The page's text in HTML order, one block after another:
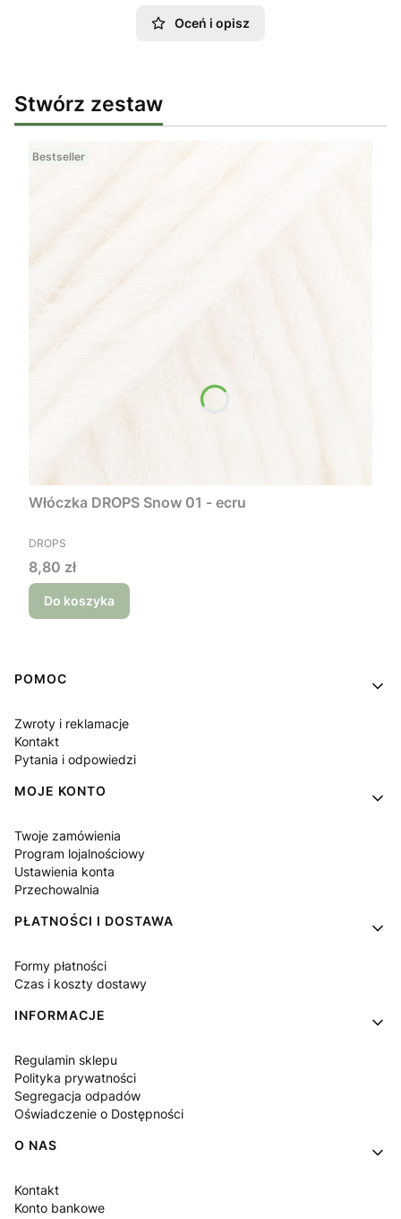
Oceń i opisz
Stwórz zestaw
Bestseller
Włóczka DROPS Snow 01 - ecru
PRODUCENT
DROPS
Cena
8,80 zł
Do koszyka
Linki w stopce
POMOC
Zwroty i reklamacje
Kontakt
Pytania i odpowiedzi
MOJE KONTO
Twoje zamówienia
Program lojalnościowy
Ustawienia konta
Przechowalnia
PŁATNOŚCI I DOSTAWA
Formy płatności
Czas i koszty dostawy
INFORMACJE
Regulamin sklepu
Polityka prywatności
Segregacja odpadów
Oświadczenie o Dostępności
O NAS
Kontakt
Konto bankowe